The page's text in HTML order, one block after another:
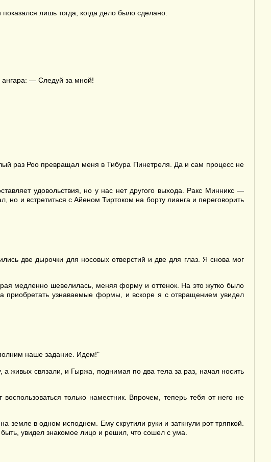
лишь тогда, когда дело было сделано.
ангара: — Следуй за мной!
раз Роо превращал меня в Тибура Пинетреля. Да и сам процесс не
удовольствия, но у нас нет другого выхода. Ракс Минникс —
но и встретиться с Айеном Тиртоком на борту лианга и переговорить
две дырочки для носовых отверстий и две для глаз. Я снова мог
медленно шевелилась, меняя форму и оттенок. На это жутко было
узнаваемые формы, и вскоре я с отвращением увидел
наше задание. Идем!"
живых связали, и Гыржа, поднимая по два тела за раз, начал носить
только наместник. Впрочем, теперь тебя от него не
в одном исподнем. Ему скрутили руки и заткнули рот тряпкой.
увидел знакомое лицо и решил, что сошел с ума.